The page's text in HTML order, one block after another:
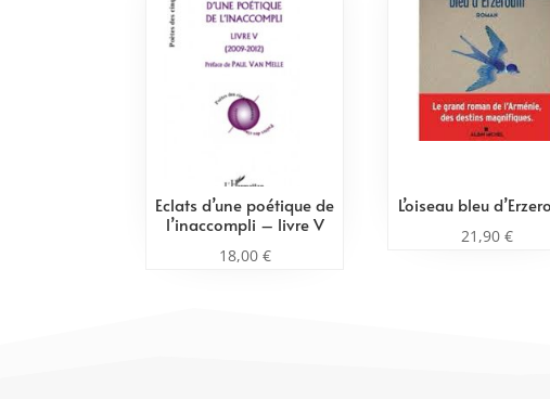
Eclats d’une poétique de
l’inaccompli – livre V
18,00 €
L’oiseau bleu
21,90 €